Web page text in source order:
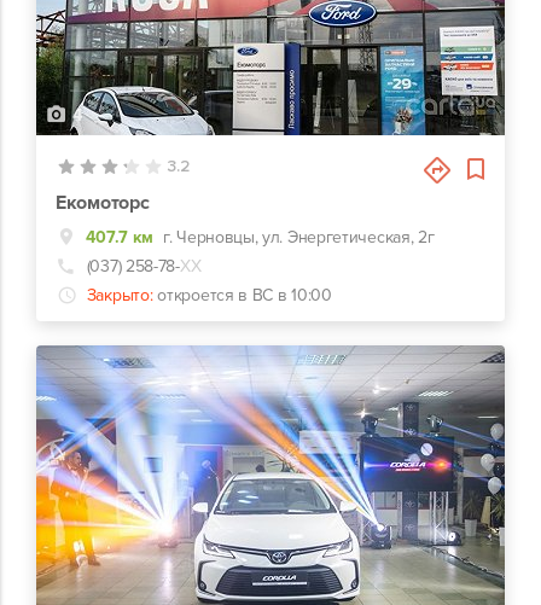
4
3.2
Екомоторс
407.7 км г. Черновцы, ул. Энергетическая, 2г
(037) 258-78-ХХ
Закрыто: откроется в ВС в 10:00